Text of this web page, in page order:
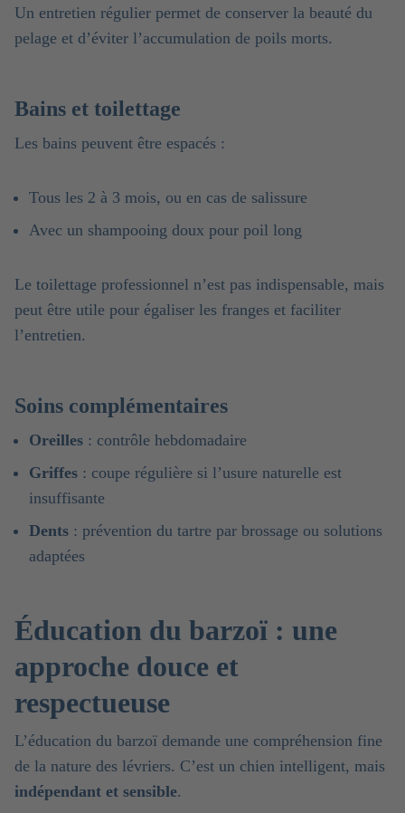
Un entretien régulier permet de conserver la beauté du
pelage et d’éviter l’accumulation de poils morts.
Bains et toilettage
Les bains peuvent être espacés :
Tous les 2 à 3 mois, ou en cas de salissure
Avec un shampooing doux pour poil long
Le toilettage professionnel n’est pas indispensable, mais
peut être utile pour égaliser les franges et faciliter
l’entretien.
Soins complémentaires
Oreilles : contrôle hebdomadaire
Griffes : coupe régulière si l’usure naturelle est
insuffisante
Dents : prévention du tartre par brossage ou solutions
adaptées
Éducation du barzoï : une
approche douce et
respectueuse
L’éducation du barzoï demande une compréhension fine
de la nature des lévriers. C’est un chien intelligent, mais
indépendant et sensible.